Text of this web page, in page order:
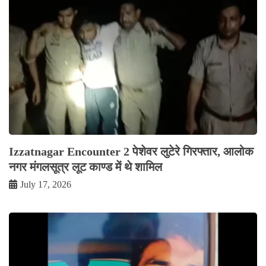
Izzatnagar Encounter 2 पेशेवर लुटेरे गिरफ्तार, आलोक
नगर मंगलसूत्र लूट काण्‍ड में थे शामिल
July 17, 2026